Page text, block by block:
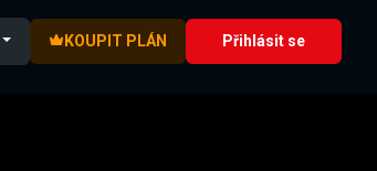
KOUPIT PLÁN Přihlásit se